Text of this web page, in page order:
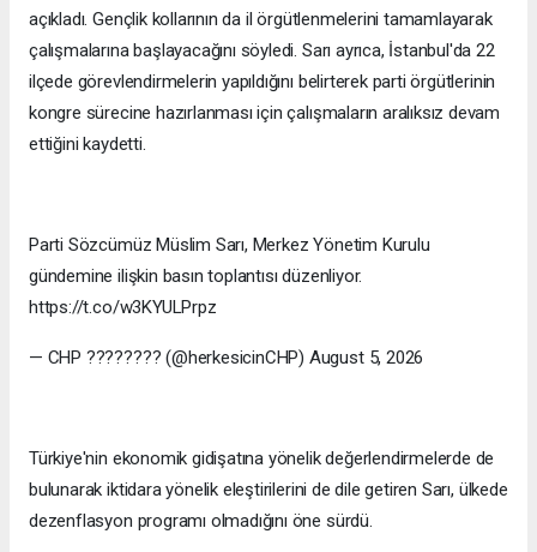
açıkladı. Gençlik kollarının da il örgütlenmelerini tamamlayarak
çalışmalarına başlayacağını söyledi. Sarı ayrıca, İstanbul'da 22
ilçede görevlendirmelerin yapıldığını belirterek parti örgütlerinin
kongre sürecine hazırlanması için çalışmaların aralıksız devam
ettiğini kaydetti.
Parti Sözcümüz Müslim Sarı, Merkez Yönetim Kurulu
gündemine ilişkin basın toplantısı düzenliyor.
https://t.co/w3KYULPrpz
— CHP ???????? (@herkesicinCHP) August 5, 2026
Türkiye'nin ekonomik gidişatına yönelik değerlendirmelerde de
bulunarak iktidara yönelik eleştirilerini de dile getiren Sarı, ülkede
dezenflasyon programı olmadığını öne sürdü.